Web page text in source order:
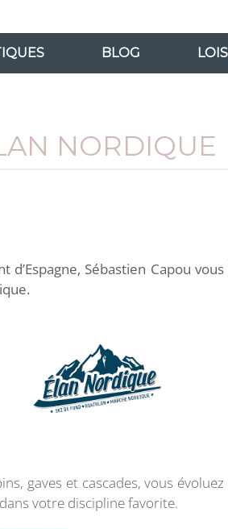
BLOG
NORDIQUE
Sébastien Capou
gaves et cascades, vous
votre discipline favorite.